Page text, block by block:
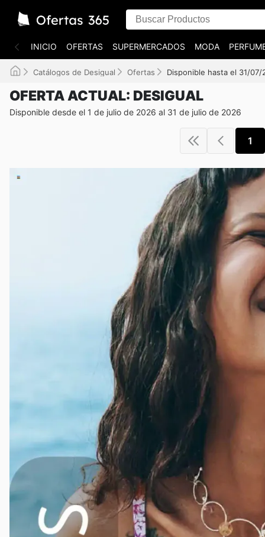
INICIO OFERTAS SUPERMERCADOS MODA
Catálogos de Desigual Ofertas Disponible hasta el 31/07/
OFERTA ACTUAL: DESIGUAL
Disponible desde el 1 de julio de 2026 al 31 de julio de 2026
1